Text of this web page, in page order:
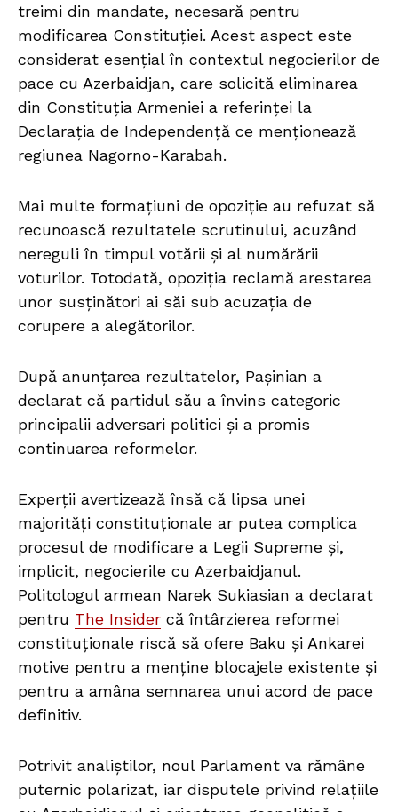
treimi din mandate, necesară pentru
modificarea Constituției. Acest aspect este
considerat esențial în contextul negocierilor de
pace cu Azerbaidjan, care solicită eliminarea
din Constituția Armeniei a referinței la
Declarația de Independență ce menționează
regiunea Nagorno-Karabah.
Mai multe formațiuni de opoziție au refuzat să
recunoască rezultatele scrutinului, acuzând
nereguli în timpul votării și al numărării
voturilor. Totodată, opoziția reclamă arestarea
unor susținători ai săi sub acuzația de
corupere a alegătorilor.
După anunțarea rezultatelor, Pașinian a
declarat că partidul său a învins categoric
principalii adversari politici și a promis
continuarea reformelor.
Experții avertizează însă că lipsa unei
majorități constituționale ar putea complica
procesul de modificare a Legii Supreme și,
implicit, negocierile cu Azerbaidjanul.
Politologul armean Narek Sukiasian a declarat
pentru The Insider că întârzierea reformei
constituționale riscă să ofere Baku și Ankarei
motive pentru a menține blocajele existente și
pentru a amâna semnarea unui acord de pace
definitiv.
Potrivit analiștilor, noul Parlament va rămâne
puternic polarizat, iar disputele privind relațiile